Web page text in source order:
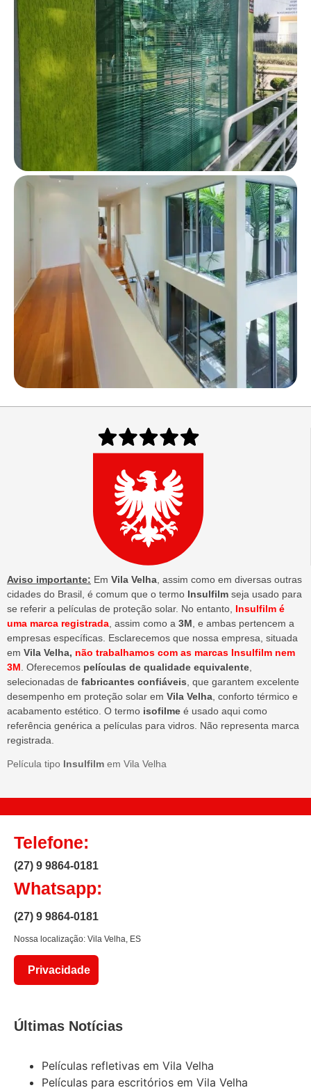
Aviso importante: Em Vila Velha , assim como em diversas outras
cidades do Brasil, é comum que o termo Insulfilm seja usado para
se referir a películas de proteção solar. No entanto, Insulfilm é
uma marca registrada , assim como a 3M , e ambas pertencem a
empresas específicas. Esclarecemos que nossa empresa, situada
em Vila Velha, não trabalhamos com as marcas Insulfilm nem
3M . Oferecemos películas de qualidade equivalente
selecionadas de fabricantes confiáveis , que garantem excelente
desempenho em proteção solar em Vila Velha , conforto térmico e
acabamento estético. O termo isofilme é usado aqui como
referência genérica a películas para vidros. Não representa marca
registrada.
Película tipo Insulfilm em Vila Velha
Telefone:
(27) 9 9864-0181
Whatsapp:
(27) 9 9864-0181
Nossa localização: Vila Velha, ES
Privacidade
Últimas Notícias
Películas refletivas em Vila Velha
Películas para escritórios em Vila Velha